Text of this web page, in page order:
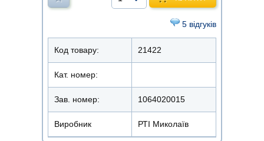
5 відгуків
Код товару: 21422
Кат. номер:
Зав. номер: 1064020015
Виробник РТІ Миколаїв